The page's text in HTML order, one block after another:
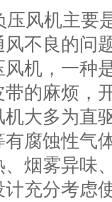
风机主要
风不良的问
风机，一种
带的麻烦，
机大多为直
有腐蚀性气
、烟雾异味
计充分考虑